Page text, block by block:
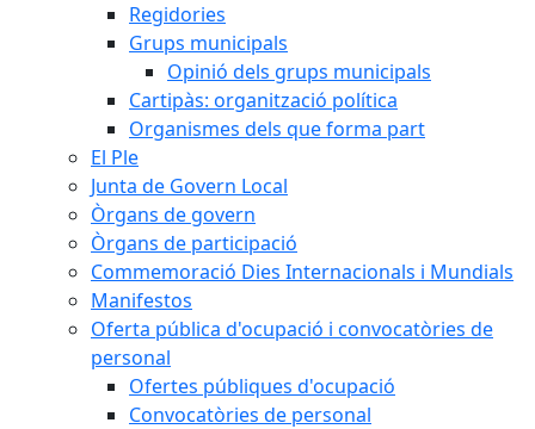
Regidories
Grups municipals
Opinió dels grups municipals
Cartipàs: organització política
Organismes dels que forma part
El Ple
Junta de Govern Local
Òrgans de govern
Òrgans de participació
Commemoració Dies Internacionals i Mundials
Manifestos
Oferta pública d'ocupació i convocatòries de
personal
Ofertes públiques d'ocupació
Convocatòries de personal